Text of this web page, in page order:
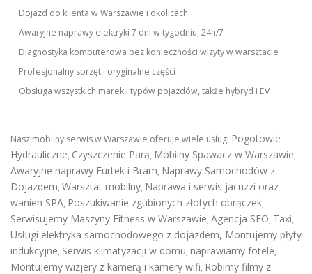
Dojazd do klienta w Warszawie i okolicach
Awaryjne naprawy elektryki 7 dni w tygodniu, 24h/7
Diagnostyka komputerowa bez konieczności wizyty w warsztacie
Profesjonalny sprzęt i oryginalne części
Obsługa wszystkich marek i typów pojazdów, także hybryd i EV
Nasz mobilny serwis w Warszawie oferuje wiele usług: Pogotowie
Hydrauliczne, Czyszczenie Parą, Mobilny Spawacz w Warszawie,
Awaryjne naprawy Furtek i Bram, Naprawy Samochodów z
Dojazdem, Warsztat mobilny, Naprawa i serwis jacuzzi oraz
wanien SPA, Poszukiwanie zgubionych złotych obrączek,
Serwisujemy Maszyny Fitness w Warszawie, Agencja SEO, Taxi,
Usługi elektryka samochodowego z dojazdem, Montujemy płyty
indukcyjne, Serwis klimatyzacji w domu, naprawiamy fotele,
Montujemy wizjery z kamerą i kamery wifi, Robimy filmy z